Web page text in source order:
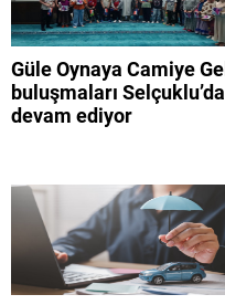
Güle Oynaya Camiye Gel
buluşmaları Selçuklu’da
devam ediyor